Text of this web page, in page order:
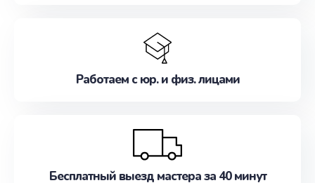
Работаем с юр. и физ. лицами
Бесплатный выезд мастера за 40 минут